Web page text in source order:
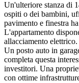
Un'ulteriore stanza di
ospiti o dei bambini,
pavimento e finestra
L'appartamento
allacciamento
Un posto auto in
completa questa
investitori. Una
con ottime